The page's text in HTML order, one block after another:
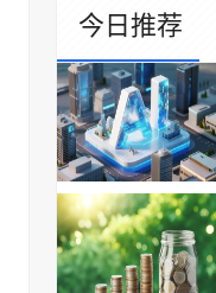
今日推荐